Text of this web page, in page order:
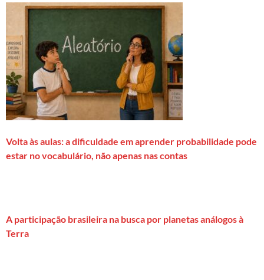
Volta às aulas: a dificuldade em aprender probabilidade pode
estar no vocabulário, não apenas nas contas
A participação brasileira na busca por planetas análogos à
Terra